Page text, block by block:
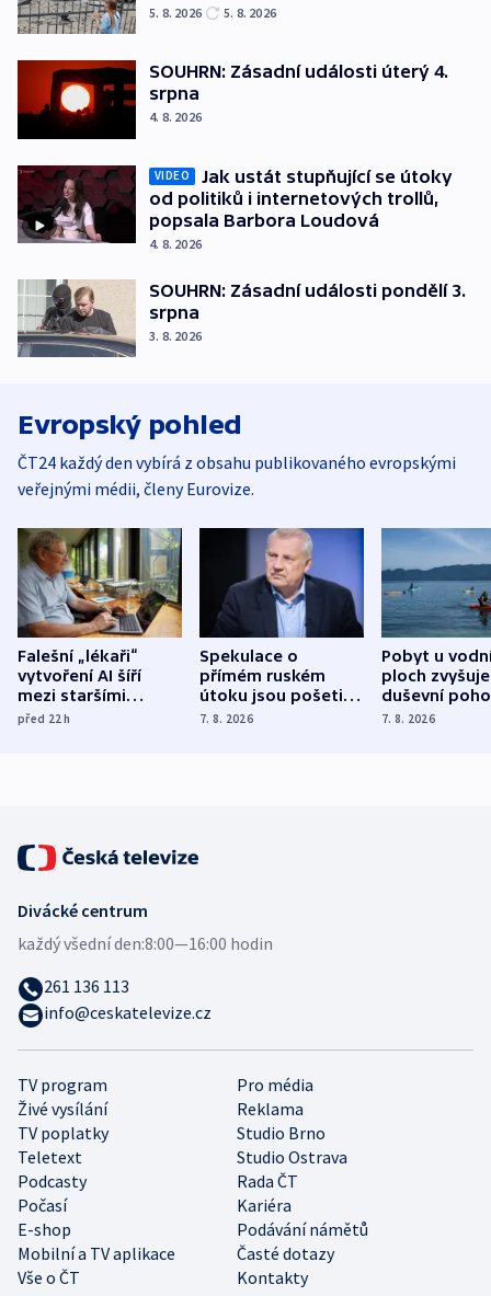
5. 8. 2026 5. 8. 2026
SOUHRN: Zásadní události úterý 4.
srpna
4. 8. 2026
VIDEO
Jak ustát stupňující se útoky
od politiků i internetových trollů,
popsala Barbora Loudová
4. 8. 2026
SOUHRN: Zásadní události pondělí 3.
srpna
3. 8. 2026
Evropský pohled
ČT24 každý den vybírá z obsahu publikovaného evropskými
veřejnými médii, členy Eurovize.
Falešní „lékaři“
vytvoření AI šíří
mezi staršími
Poláky nebezpečné
před 22h
Spekulace o
přímém ruském
útoku jsou pošetilé,
míní estonský
7. 8. 2026
Pobyt u
ploch zvyšuje
duševní
ukázala
7. 8. 2026
TV program
Pro média
Živé vysílání
Reklama
TV poplatky
Studio Brno
Teletext
Studio Ostrava
Podcasty
Rada ČT
Počasí
Kariéra
E-shop
Podávání námětů
Mobilní a TV aplikace
Časté dotazy
Vše o ČT
Kontakty
Divácké centrum
každý všední den:8:00—16:00 hodin
261 136 113
info@ceskatelevize.cz